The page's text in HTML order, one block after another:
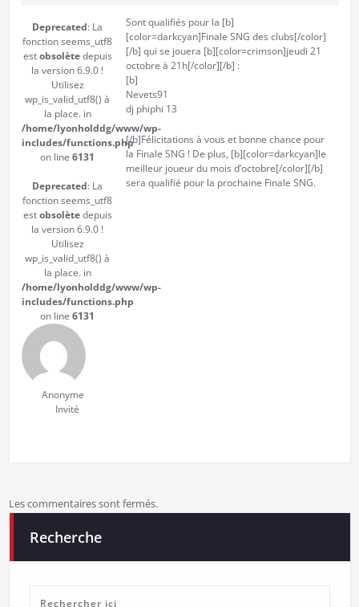
Deprecated: La
fonction seems_utf8
estobsolètedepuis
la version 6.9.0 !
Utilisez
wp_is_valid_utf8() à
la place. in
/home/lyonholddg/www/wp-
includes/functions.php
on line 6131
Deprecated: La
fonction seems_utf8
estobsolètedepuis
la version 6.9.0 !
Utilisez
wp_is_valid_utf8() à
la place. in
/home/lyonholddg/www/wp-
includes/functions.php
on line 6131
Anonyme
Invité
Sont qualifiés pour la [b]
[color=darkcyan]Finale SNG des clubs[/color]
[/b] qui se jouera [b][color=crimson]jeudi 21
octobre à 21h[/color][/b] :
[b]
Nevets91
dj phiphi 13
[/b]Félicitations à vous et bonne chance pour
la Finale SNG ! De plus, [b][color=darkcyan]le
meilleur joueur du mois d’octobre[/color][/b]
sera qualifié pour la prochaine Finale SNG.
Les commentaires sont fermés.
Recherche